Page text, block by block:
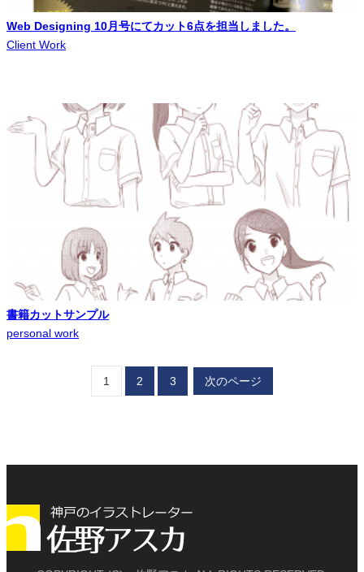
Web Designing 10月号にてカット6点を担当しました。
Client Work
書籍カットサンプル
personal work
1 2 3 次のページ